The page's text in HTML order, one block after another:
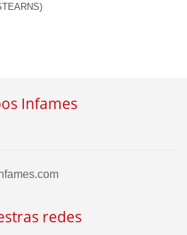
Infames
redes